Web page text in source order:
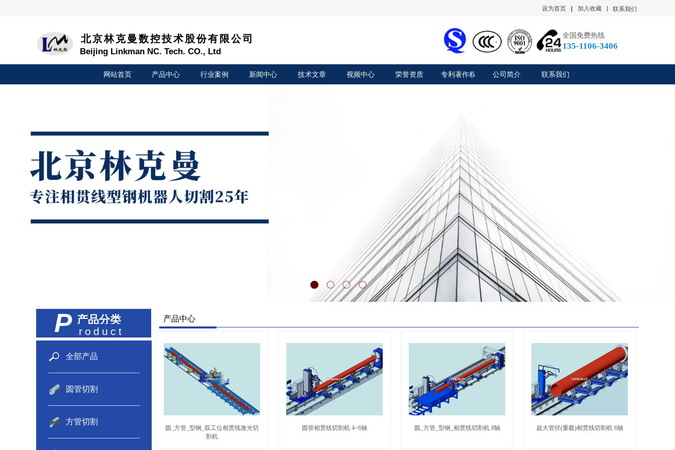
联系我们
设为首页 加入收藏
全国免费热线
135-1106-3406
北京林克曼数控技术股份有限公司
Beijing Linkman NC. Tech. CO., Ltd
网站首页 产品中心 行业案例 新闻中心 技术文章 视频中心 荣誉资质 专利著作权 公司简介 联系我们
P 产品中心
产品分类
roduct
圆_方管_型钢_双工位相贯线激光切
割机
圆管相贯线切割机 4~6轴 圆_方管_型钢_相贯线切割机 8轴 超大管径(重载)相贯线切割机 6轴
全部产品
圆管切割
方管切割